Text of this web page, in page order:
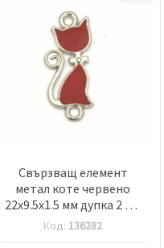
Свързващ елемент
метал коте червено
22x9.5x1.5 мм дупка 2 мм
цвят сребро -5 броя
Код: 136282